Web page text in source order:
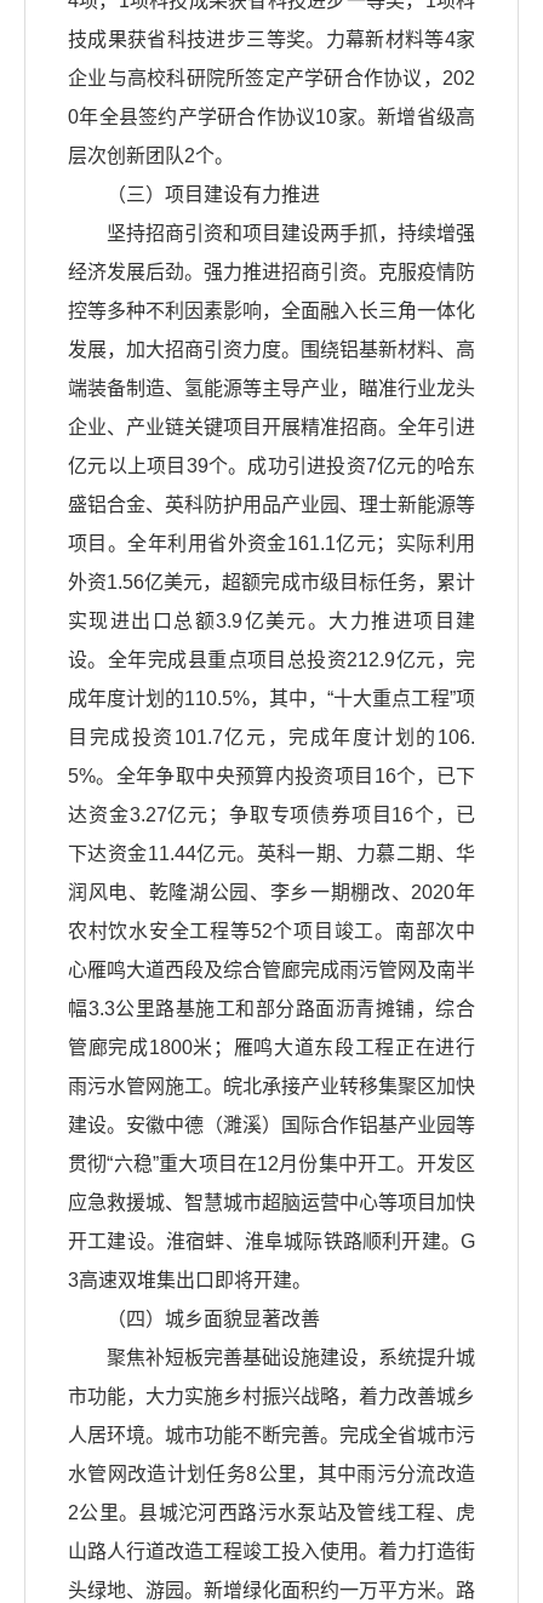
技成果获省科技进步三等奖。力幕新材料等4家
企业与高校科研院所签定产学研合作协议，202
0年全县签约产学研合作协议10家。新增省级高
层次创新团队2个。
（三）项目建设有力推进
坚持招商引资和项目建设两手抓，持续增强
经济发展后劲。强力推进招商引资。克服疫情防
控等多种不利因素影响，全面融入长三角一体化
发展，加大招商引资力度。围绕铝基新材料、高
端装备制造、氢能源等主导产业，瞄准行业龙头
企业、产业链关键项目开展精准招商。全年引进
亿元以上项目39个。成功引进投资7亿元的哈东
盛铝合金、英科防护用品产业园、理士新能源等
项目。全年利用省外资金161.1亿元；实际利用
外资1.56亿美元，超额完成市级目标任务，累计
实现进出口总额3.9亿美元。大力推进项目建
设。全年完成县重点项目总投资212.9亿元，完
成年度计划的110.5%，其中，“十大重点工程”项
目完成投资101.7亿元，完成年度计划的106.
5%。全年争取中央预算内投资项目16个，已下
达资金3.27亿元；争取专项债券项目16个，已
下达资金11.44亿元。英科一期、力慕二期、华
润风电、乾隆湖公园、李乡一期棚改、2020年
农村饮水安全工程等52个项目竣工。南部次中
心雁鸣大道西段及综合管廊完成雨污管网及南半
幅3.3公里路基施工和部分路面沥青摊铺，综合
管廊完成1800米；雁鸣大道东段工程正在进行
雨污水管网施工。皖北承接产业转移集聚区加快
建设。安徽中德（濉溪）国际合作铝基产业园等
贯彻“六稳”重大项目在12月份集中开工。开发区
应急救援城、智慧城市超脑运营中心等项目加快
开工建设。淮宿蚌、淮阜城际铁路顺利开建。G
3高速双堆集出口即将开建。
（四）城乡面貌显著改善
聚焦补短板完善基础设施建设，系统提升城
市功能，大力实施乡村振兴战略，着力改善城乡
人居环境。城市功能不断完善。完成全省城市污
水管网改造计划任务8公里，其中雨污分流改造
2公里。县城沱河西路污水泵站及管线工程、虎
山路人行道改造工程竣工投入使用。着力打造街
头绿地、游园。新增绿化面积约一万平方米。路